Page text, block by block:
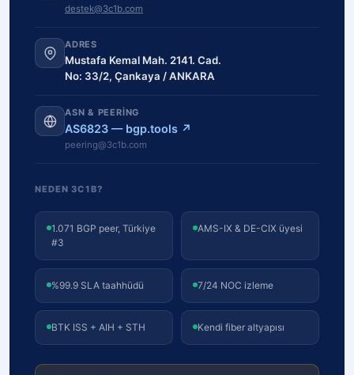
destek@3c1b.com
ADRES
Mustafa Kemal Mah. 2141. Cad.
No: 33/2, Çankaya / ANKARA
ASN & PEERING
AS6823 — bgp.tools ↗
peering@3c1b.com
NEDEN 3C1B?
1.071 BGP peer, Türkiye
#3
AMS-IX & DE-CIX üyesi
%99.9 SLA taahhüdü 7/24 NOC izleme
BTK ISS + AIH + STH Kendi fiber altyapısı